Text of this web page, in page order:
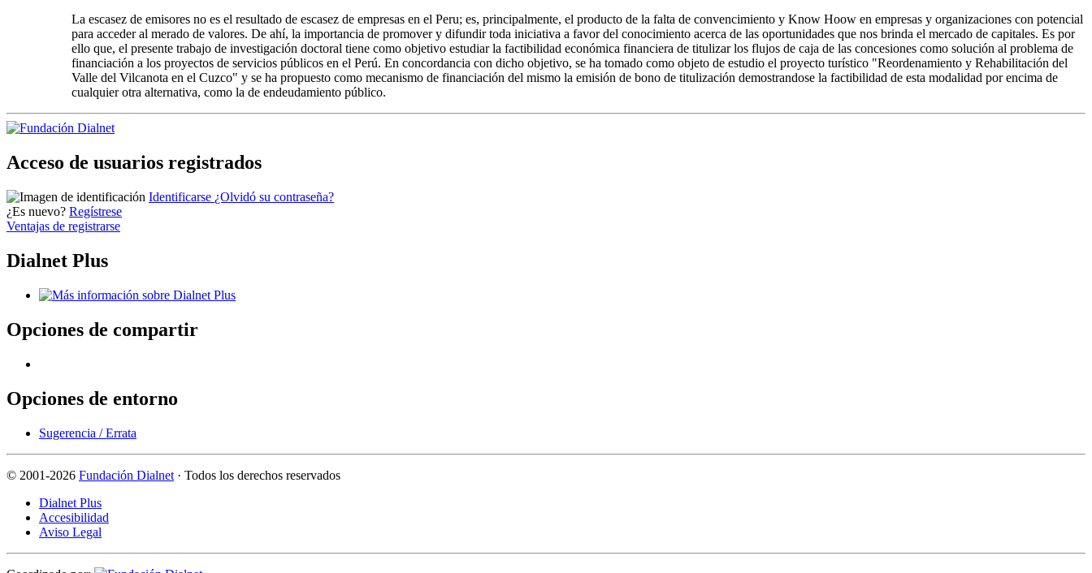
La escasez de emisores no es el resultado de escasez de empresas en el Peru; es, principalmente, el producto de la falta de convencimiento y Know Hoow en empresas y organizaciones con potencial
para acceder al merado de valores. De ahí, la importancia de promover y difundir toda iniciativa a favor del conocimiento acerca de las oportunidades que nos brinda el mercado de capitales. Es por
ello que, el presente trabajo de investigación doctoral tiene como objetivo estudiar la factibilidad económica financiera de titulizar los flujos de caja de las concesiones como solución al problema de
financiación a los proyectos de servicios públicos en el Perú. En concordancia con dicho objetivo, se ha tomado como objeto de estudio el proyecto turístico "Reordenamiento y Rehabilitación del
Valle del Vilcanota en el Cuzco" y se ha propuesto como mecanismo de financiación del mismo la emisión de bono de titulización demostrandose la factibilidad de esta modalidad por encima de
cualquier otra alternativa, como la de endeudamiento público.
Acceso de usuarios registrados
Identificarse ¿Olvidó su contraseña?
¿Es nuevo? Regístrese
Ventajas de registrarse
Dialnet Plus
Opciones de compartir
Opciones de entorno
Sugerencia / Errata
© 2001-2026 Fundación Dialnet · Todos los derechos reservados
Dialnet Plus
Accesibilidad
Aviso Legal